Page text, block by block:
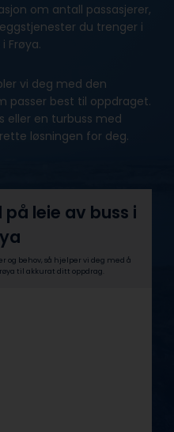
om antall passasjerer,
du trenger i
Frøya.
vi deg med den
passer best til oppdraget.
eller en turbuss med
løsningen for deg.
leie av buss i
og behov, så hjelper vi deg med å
til akkurat ditt oppdrag.